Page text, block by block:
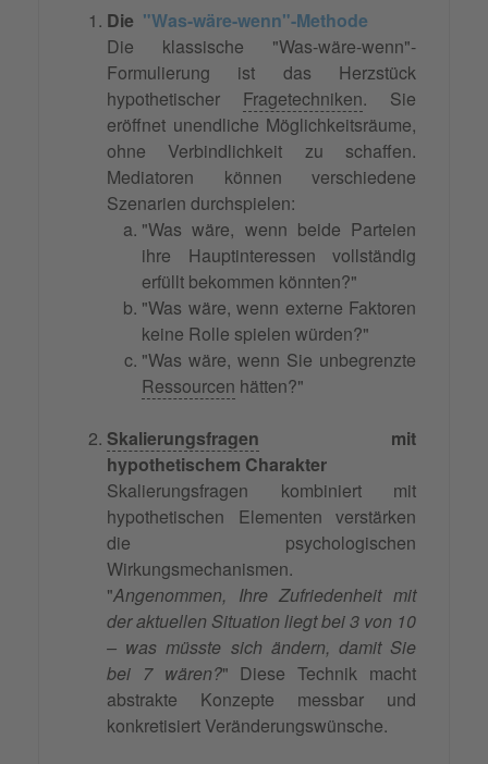
Die "Was-wäre-wenn"-Methode
Die klassische "Was-wäre-wenn"-
Formulierung ist das Herzstück
hypothetischer Fragetechniken. Sie
eröffnet unendliche Möglichkeitsräume,
ohne Verbindlichkeit zu schaffen.
Mediatoren können verschiedene
Szenarien durchspielen:
"Was wäre, wenn beide Parteien
ihre Hauptinteressen vollständig
erfüllt bekommen könnten?"
"Was wäre, wenn externe Faktoren
keine Rolle spielen würden?"
"Was wäre, wenn Sie unbegrenzte
Ressourcen hätten?"
Skalierungsfragen mit
hypothetischem Charakter
Skalierungsfragen kombiniert mit
hypothetischen Elementen verstärken
die psychologischen
Wirkungsmechanismen.
"Angenommen, Ihre Zufriedenheit mit
der aktuellen Situation liegt bei 3 von 10
– was müsste sich ändern, damit Sie
bei 7 wären?" Diese Technik macht
abstrakte Konzepte messbar und
konkretisiert Veränderungswünsche.